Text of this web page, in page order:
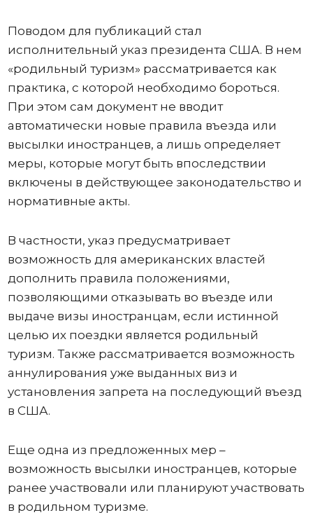
Поводом для публикаций стал
исполнительный указ президента США. В нем
«родильный туризм» рассматривается как
практика, с которой необходимо бороться.
При этом сам документ не вводит
автоматически новые правила въезда или
высылки иностранцев, а лишь определяет
меры, которые могут быть впоследствии
включены в действующее законодательство и
нормативные акты.
В частности, указ предусматривает
возможность для американских властей
дополнить правила положениями,
позволяющими отказывать во въезде или
выдаче визы иностранцам, если истинной
целью их поездки является родильный
туризм. Также рассматривается возможность
аннулирования уже выданных виз и
установления запрета на последующий въезд
в США.
Еще одна из предложенных мер –
возможность высылки иностранцев, которые
ранее участвовали или планируют участвовать
в родильном туризме.